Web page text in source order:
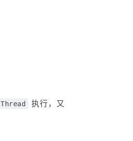
Thread
执行，又